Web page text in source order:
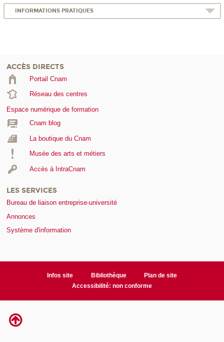
INFORMATIONS PRATIQUES
ACCÈS DIRECTS
Portail Cnam
Réseau des centres
Espace numérique de formation
Cnam blog
La boutique du Cnam
Musée des arts et métiers
Accès à IntraCnam
LES SERVICES
Bureau de liaison entreprise-université
Annonces
Système d'information
Infos site Bibliothèque
Plan de site
Accessibilité: non conforme